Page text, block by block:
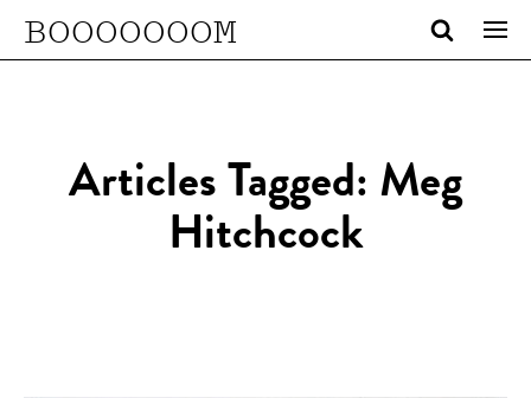
BOOOOOOOM
Articles Tagged: Meg
Hitchcock